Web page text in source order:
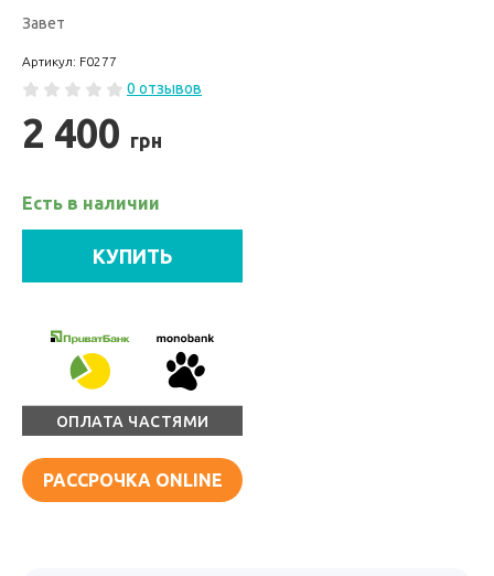
Завет
Артикул: F0277
0 отзывов
2 400 грн
Есть в наличии
КУПИТЬ
ОПЛАТА ЧАСТЯМИ
РАССРОЧКА ONLINE